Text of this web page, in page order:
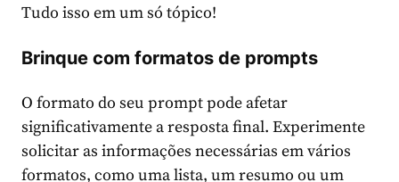
Tudo isso em um só tópico!
Brinque com formatos de prompts
O formato do seu prompt pode afetar
significativamente a resposta final. Experimente
solicitar as informações necessárias em vários
formatos, como uma lista, um resumo ou um